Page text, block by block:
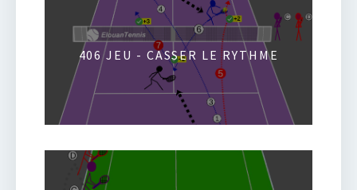
406 JEU - CASSER LE RYTHME